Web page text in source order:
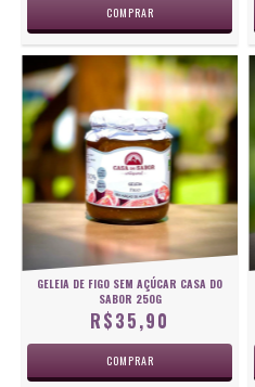
GELEIA DE FIGO SEM AÇÚCAR CASA DO
SABOR 250G
R$35,90